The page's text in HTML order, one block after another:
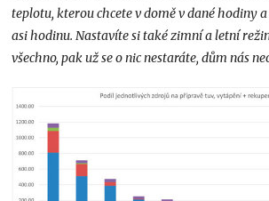
teplotu, kterou chcete v domě v dané hodiny
asi hodinu. Nastavíte si také zimní a letní
všechno, pak už se o nic nestaráte, dům nás